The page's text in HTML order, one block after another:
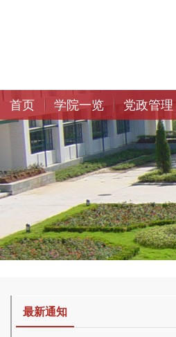
首页 学院一览 党政管理
最新通知